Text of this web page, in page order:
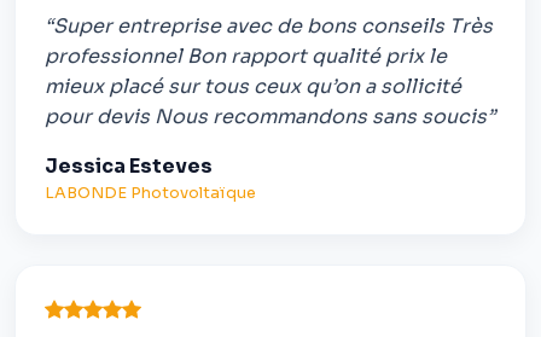
“Super entreprise avec de bons conseils Très
professionnel Bon rapport qualité prix le
mieux placé sur tous ceux qu’on a sollicité
pour devis Nous recommandons sans soucis”
Jessica Esteves
LABONDE Photovoltaïque